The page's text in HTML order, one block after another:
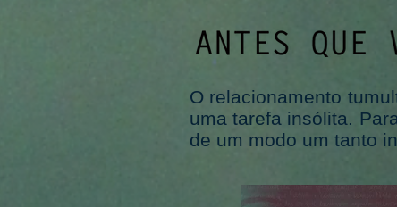
O relacionamento
uma tarefa insólita.
de um modo um tanto